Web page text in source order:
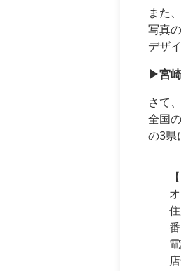
また
写真
デザ
▶宮
さて
全国
の3県